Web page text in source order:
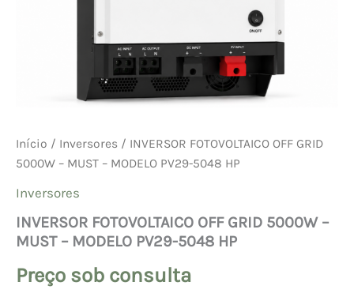
Início / Inversores / INVERSOR FOTOVOLTAICO OFF GRID
5000W – MUST – MODELO PV29-5048 HP
Inversores
INVERSOR FOTOVOLTAICO OFF GRID 5000W –
MUST – MODELO PV29-5048 HP
Preço sob consulta